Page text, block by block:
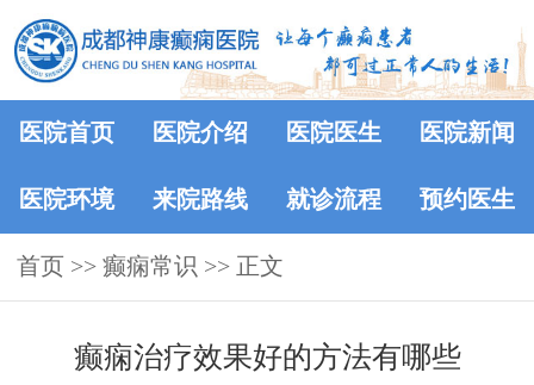
医院首页 医院介绍 医院医生 医院新闻
医院环境 来院路线 就诊流程 预约医生
首页 >> 癫痫常识 >> 正文
癫痫治疗效果好的方法有哪些